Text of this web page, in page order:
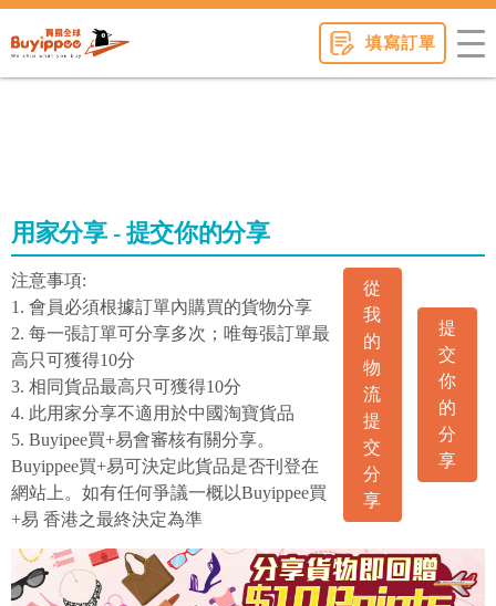
填寫訂單
用家分享 - 提交你的分享
注意事項:
1. 會員必須根據訂單內購買的貨物分享
2. 每一張訂單可分享多次；唯每張訂單最
高只可獲得10分
3. 相同貨品最高只可獲得10分
4. 此用家分享不適用於中國淘寶貨品
5. Buyipee買+易會審核有關分享。
Buyippee買+易可決定此貨品是否刊登在
網站上。如有任何爭議一概以Buyippee買
+易 香港之最終決定為準
從
我
的
物
流
提
交
分
享
提
交
你
的
分
享